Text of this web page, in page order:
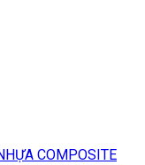
COMPOSITE